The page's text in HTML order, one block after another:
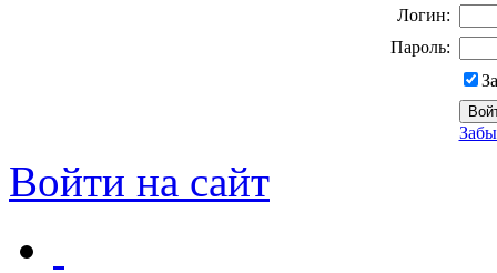
Логин:
Пароль:
Войти на сайт